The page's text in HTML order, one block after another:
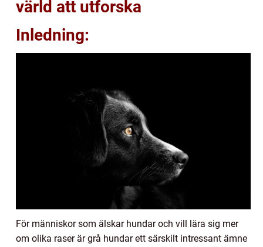
värld att utforska
Inledning:
För människor som älskar hundar och vill lära sig mer
om olika raser är grå hundar ett särskilt intressant ämne